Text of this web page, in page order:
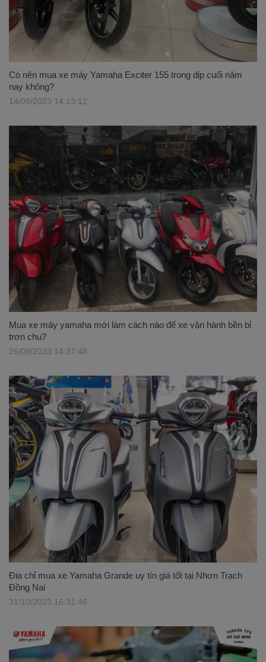
Có nên mua xe máy Yamaha Exciter 155 trong dịp cuối năm
nay không?
14/09/2023 14:13:12
Mua xe máy yamaha mới làm cách nào để xe vận hành bền bỉ
trơn chu?
26/09/2023 14:37:48
Địa chỉ mua xe Yamaha Grande uy tín giá tốt tại Nhơn Trạch
Đồng Nai
31/10/2023 16:31:46